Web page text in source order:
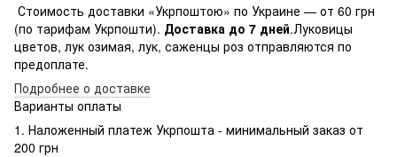
Стоимость доставки «Укрпоштою» по Украине — от 60 грн
(по тарифам Укрпошти). Доставка до 7 дней.Луковицы
цветов, лук озимая, лук, саженцы роз отправляются по
предоплате.
Подробнее о доставке
Варианты оплаты
1. Наложенный платеж Укрпошта - минимальный заказ от
200 грн